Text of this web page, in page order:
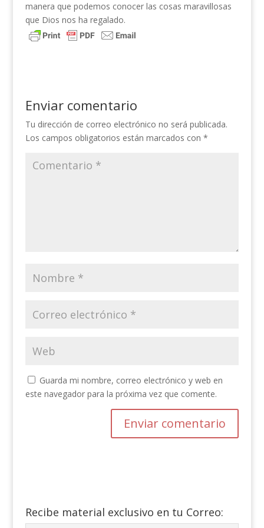
manera que podemos conocer las cosas maravillosas
que Dios nos ha regalado.
Enviar comentario
Tu dirección de correo electrónico no será publicada.
Los campos obligatorios están marcados con *
Guarda mi nombre, correo electrónico y web en
este navegador para la próxima vez que comente.
Recibe material exclusivo en tu Correo: